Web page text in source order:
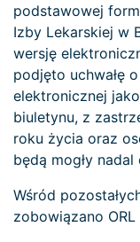
podstawowej
Izby Lekarskiej w
wersję
podjęto uchwałę
elektronicznej
biuletynu, z
roku życia oraz
będą mogły
Wśród
zobowiązano ORL